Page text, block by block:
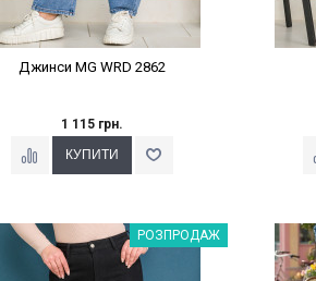
Джинси MG WRD 2862
1 115 грн.
Наклейки Варіант з %РОЗПРОДАЖ